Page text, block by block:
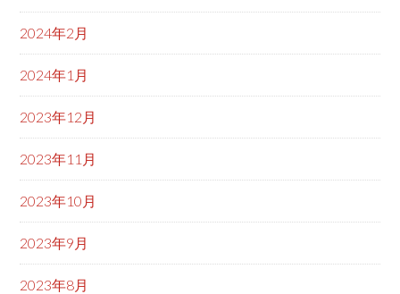
2024年2月
2024年1月
2023年12月
2023年11月
2023年10月
2023年9月
2023年8月